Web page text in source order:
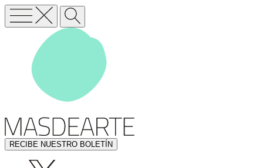
RECIBE NUESTRO BOLETÍN